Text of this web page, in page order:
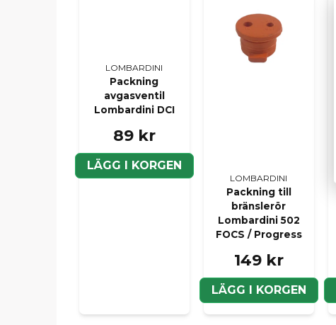
LOMBARDINI
Packning
avgasventil
Lombardini DCI
89 kr
LÄGG I KORGEN
LOMBARDINI
Packning till
bränslerör
Lombardini 502
FOCS / Progress
149 kr
LÄGG I KORGEN